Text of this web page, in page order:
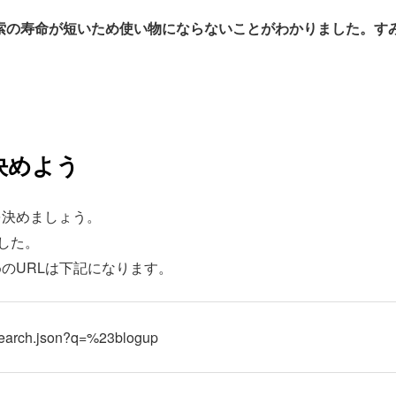
寿命が短いため使い物にならないことがわかりました。す
よう
めましょう。
。
URLは下記になります。